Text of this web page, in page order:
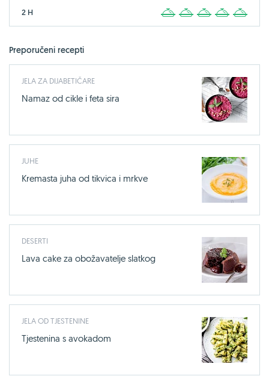
2 H 2 3 4
Preporučeni recepti
JELA ZA DIJABETIČARE
Namaz od cikle i feta sira
JUHE
Kremasta juha od tikvica i mrkve
DESERTI
Lava cake za obožavatelje slatkog
JELA OD TJESTENINE
Tjestenina s avokadom